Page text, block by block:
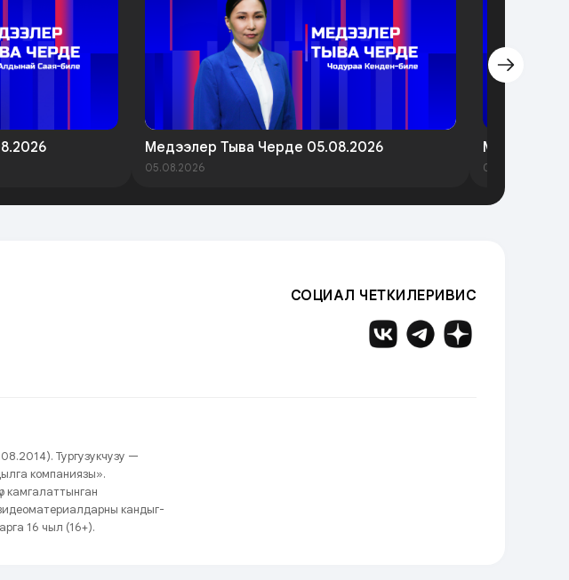
Медээлер Тыва Черде 05.08.2026
05.08.2026
Медээлер
03.08.2026
СОЦИАЛ ЧЕТКИЛЕРИВИС
Тургузукчузу —
компаниязы».
камгалаттынган
кандыг-
16 чыл (16+).